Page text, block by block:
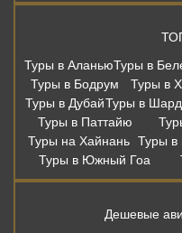
Туры в АланьюТуры в
Туры в Бодрум
Туры в
Туры в ДубайТуры в
Туры в Паттайю
Туры на Хайнань Туры в
Туры в Южный Гоа
Дешевые